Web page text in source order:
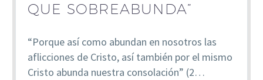
QUE SOBREABUNDA”
“Porque así como abundan en nosotros las
aflicciones de Cristo, así también por el mismo
Cristo abunda nuestra consolación” (2…